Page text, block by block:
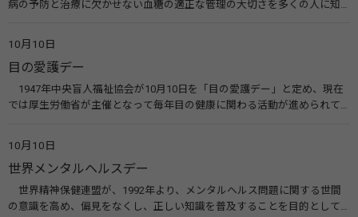
病の予防と治療に欠かせない血糖の適正な管理の大切さを多くの人に知
療研究会） 糖尿病ネットワーク
10月10日
目の愛護デー
1947年中央盲人福祉協会が10月10日を「目の愛護デー」と定め、現在
では厚生労働省が主催となって毎年目の健康に関わる活動が進められて
会）
10月10日
世界メンタルヘルスデー
世界精神保健連盟が、1992年より、メンタルヘルス問題に関する世間
の意識を高め、偏見をなくし、正しい知識を普及することを目的として、